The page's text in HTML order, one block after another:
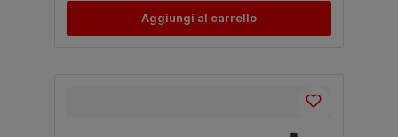
Aggiungi al carrello